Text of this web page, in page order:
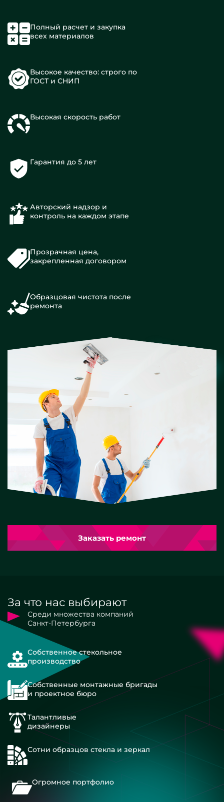
Полный расчет и закупка
всех материалов
Высокое качество: строго по
ГОСТ и СНИП
Высокая скорость работ
Гарантия до 5 лет
Авторский надзор и
контроль на каждом этапе
Прозрачная цена,
закрепленная договором
Образцовая чистота после
ремонта
Заказать ремонт
За что нас выбирают
Среди множества компаний
Санкт-Петербурга
Собственное стекольное
производство
Собственные монтажные бригады
и проектное бюро
Талантливые
дизайнеры
Сотни образцов стекла и зеркал
Огромное портфолио